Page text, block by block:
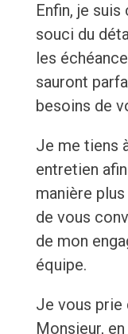
Enfin, je
souci du
les
sauront
besoins de
Je me tiens
entretien
manière
de vous
de mon
équipe.
Je vous prie
Monsieur,